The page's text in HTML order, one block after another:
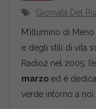
Giornata Del
M’illumino di
e degli stili di vita
Radio2 nel 2005:
marzo ed è
verde intorno a noi.